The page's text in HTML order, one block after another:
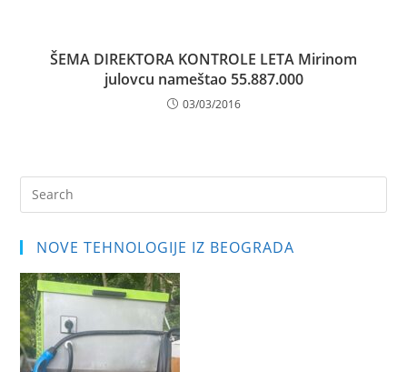
ŠEMA DIREKTORA KONTROLE LETA Mirinom
julovcu nameštao 55.887.000
03/03/2016
NOVE TEHNOLOGIJE IZ BEOGRADA